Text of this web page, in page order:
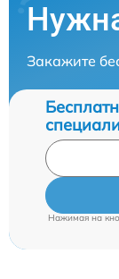
Закажите
Нажимая на